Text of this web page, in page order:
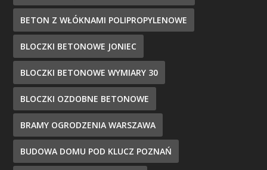
BETON Z WŁÓKNAMI POLIPROPYLENOWE
BLOCZKI BETONOWE JONIEC
BLOCZKI BETONOWE WYMIARY 30
BLOCZKI OZDOBNE BETONOWE
BRAMY OGRODZENIA WARSZAWA
BUDOWA DOMU POD KLUCZ POZNAŃ